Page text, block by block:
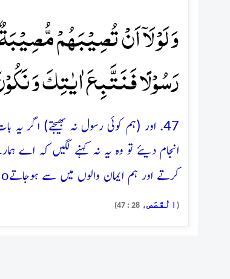
وَ لَوۡ لَاۤ اَنۡ تُصِیۡبَہُمۡ
رَسُوۡلًا فَنَتَّبِعَ اٰیٰتِکَ وَ
47. اور (ہم کوئی رسول نہ بھیجتے) اگر
انجام دیئے تو وہ یہ نہ کہنے لگیں کہ اے
کرتے اور ہم ایمان والوں میں سے ہوجاتےo
( الْقَصَص، 28 : 47)